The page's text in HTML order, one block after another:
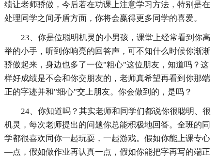
绩让老师骄傲，今后若在功课上注意学习方法，特别是在
处理同学之间矛盾方面，你将会赢得更多同学的喜爱。
23、你是位聪明机灵的小男孩，课堂上经常看到你高
举的小手，听到你响亮的回答声，可不知什么时候你渐渐
骄傲起来，身边也多了一位"粗心"这位朋友，知道吗？这
样好成绩是不会和你交朋友的，老师真希望再看到你那端
正的字迹并和"细心"交上朋友。你会做到的，是吗？
24、你知道吗？其实老师和同学们都说你很聪明、很
机灵，每次老师提出的问题你总能积极地回答。全班的同
学都很喜欢同你一起玩耍，一起游戏。假如你能上课专心
—点，假如做作业再认真一点，假如你能把字再写的端正